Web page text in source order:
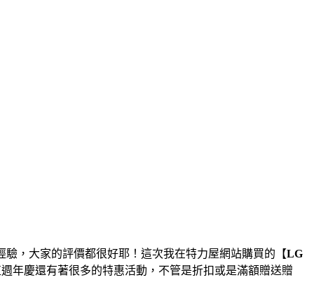
，大家的評價都很好耶！這次我在特力屋網站購買的【LG
年慶還有著很多的特惠活動，不管是折扣或是滿額贈送贈